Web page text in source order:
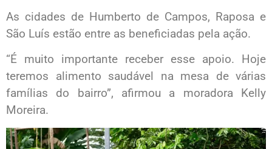
As cidades de Humberto de Campos, Raposa e
São Luís estão entre as beneficiadas pela ação.
“É muito importante receber esse apoio. Hoje
teremos alimento saudável na mesa de várias
famílias do bairro”, afirmou a moradora Kelly
Moreira.